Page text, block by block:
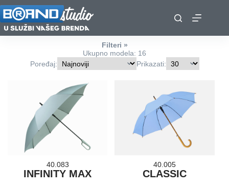
Skip
to
content
Filteri
Ukupno modela: 16
Poređaj:
Prikazati:
40.083
INFINITY MAX
40.005
CLASSIC